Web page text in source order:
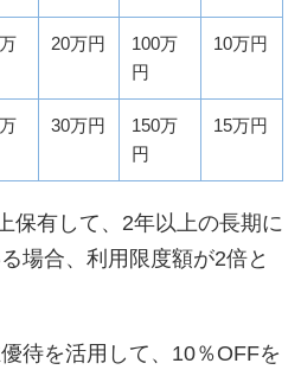
20万円
100万
円
10万円
30万円
150万
円
15万円
保有して、2年以上の長期に
場合、利用限度額が2倍と
待を活用して、10％OFFを